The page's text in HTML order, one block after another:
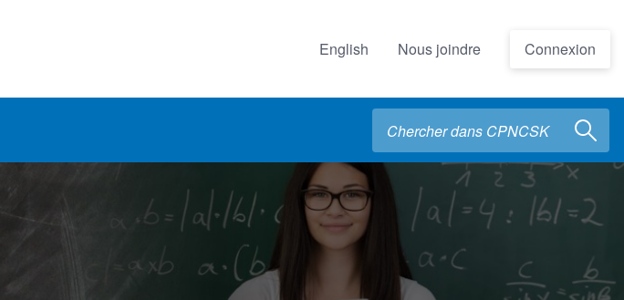
English Nous joindre Connexion